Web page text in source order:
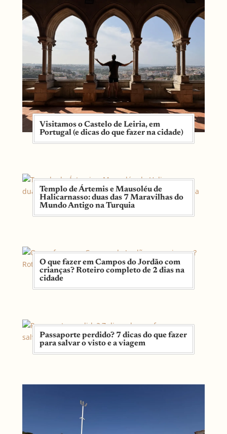
Visitamos o Castelo de Leiria, em
Portugal (e dicas do que fazer na cidade)
Templo de Ártemis e Mausoléu de
Halicarnasso: duas das 7 Maravilhas do
Mundo Antigo na Turquia
O que fazer em Campos do Jordão com
crianças? Roteiro completo de 2 dias na
cidade
Passaporte perdido? 7 dicas do que fazer
para salvar o visto e a viagem